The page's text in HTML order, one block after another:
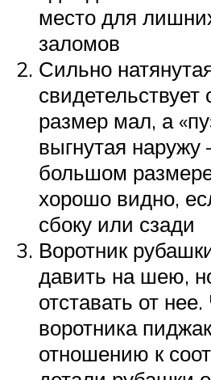
место для
заломов
Сильно
свидетельствует
размер мал, а
выгнутая
большом
хорошо видно,
сбоку или сзади
Воротник
давить на шею,
отставать от
воротника
отношению к